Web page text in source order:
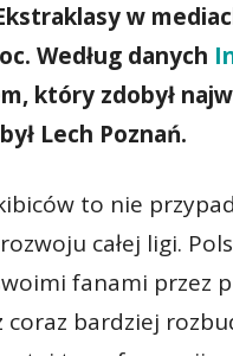
w
Według danych
który zdobył
Lech Poznań.
to nie
całej ligi.
fanami przez
coraz bardziej